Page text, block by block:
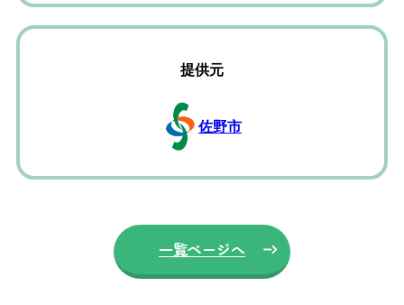
提供元
佐野市
一覧ページへ